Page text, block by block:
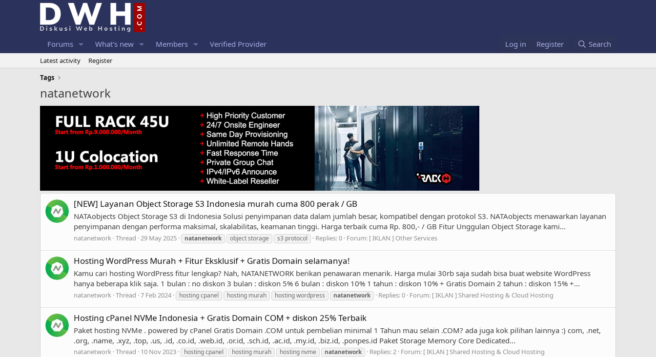
Forums What's new Members Verified Provider Log in Register Search
Latest activity
Register
Tags
natanetwork
[NEW] Layanan Object Storage S3 Indonesia murah cuma 800 perak / GB
NATAobjects Object Storage S3 di Indonesia Solusi penyimpanan data dalam jumlah besar, kompatibel dengan protokol S3. NATAobjects menawarkan layanan
penyimpanan dengan performa maksimal, skalabilitas, keamanan tinggi. Harga terbaik cuma Rp. 800,- / GB Fitur Unggulan Object Storage kami...
natanetwork Thread 29 May 2025 natanetwork object storage s3 protocol Replies: 0 Forum: [ IKLAN ] Other Services
Hosting WordPress Murah + Fitur Eksklusif + Gratis Domain selamanya!
Kamu cari hosting WordPress fitur lengkap? Nah, NATANETWORK berikan penawaran menarik. Harga mulai 30rb saja sudah bisa buat website WordPress
hanya beberapa klik saja. 1 bulan : no diskon 3 bulan : diskon 5% 6 bulan : diskon 10% 1 tahun : diskon 10% + Gratis Domain 2 tahun : diskon 15% +...
natanetwork Thread 7 Feb 2024 hosting cpanel hosting murah hosting wordpress natanetwork Replies: 0 Forum: [ IKLAN ] Shared Hosting & Cloud Hosting
Hosting cPanel NVMe Indonesia + Gratis Domain COM + diskon 25% Terbaik
Paket hosting NVMe . powered by cPanel Gratis Domain .COM untuk pembelian minimal 1 Tahun mau selain .COM? ada juga kok pilihan lainnya :) com, .net,
.org, .name, .xyz, .top, .us, .id, .co.id, .web.id, .or.id, .sch.id, .ac.id, .my.id, .biz.id, .ponpes.id Paket Storage Memory Core Dedicated...
natanetwork Thread 10 Nov 2023 hosting cpanel hosting murah hosting nvme natanetwork Replies: 2 Forum: [ IKLAN ] Shared Hosting & Cloud Hosting